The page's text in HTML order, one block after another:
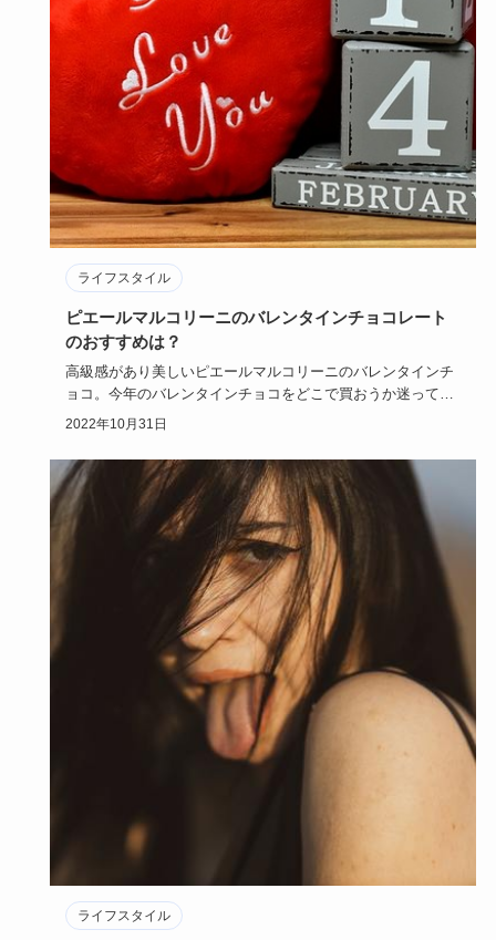
ライフスタイル
ピエールマルコリーニのバレンタインチョコレート
のおすすめは？
高級感があり美しいピエールマルコリーニのバレンタインチ
ョコ。今年のバレンタインチョコをどこで買おうか迷ってい
るなら、ピエー…
2022年10月31日
ライフスタイル